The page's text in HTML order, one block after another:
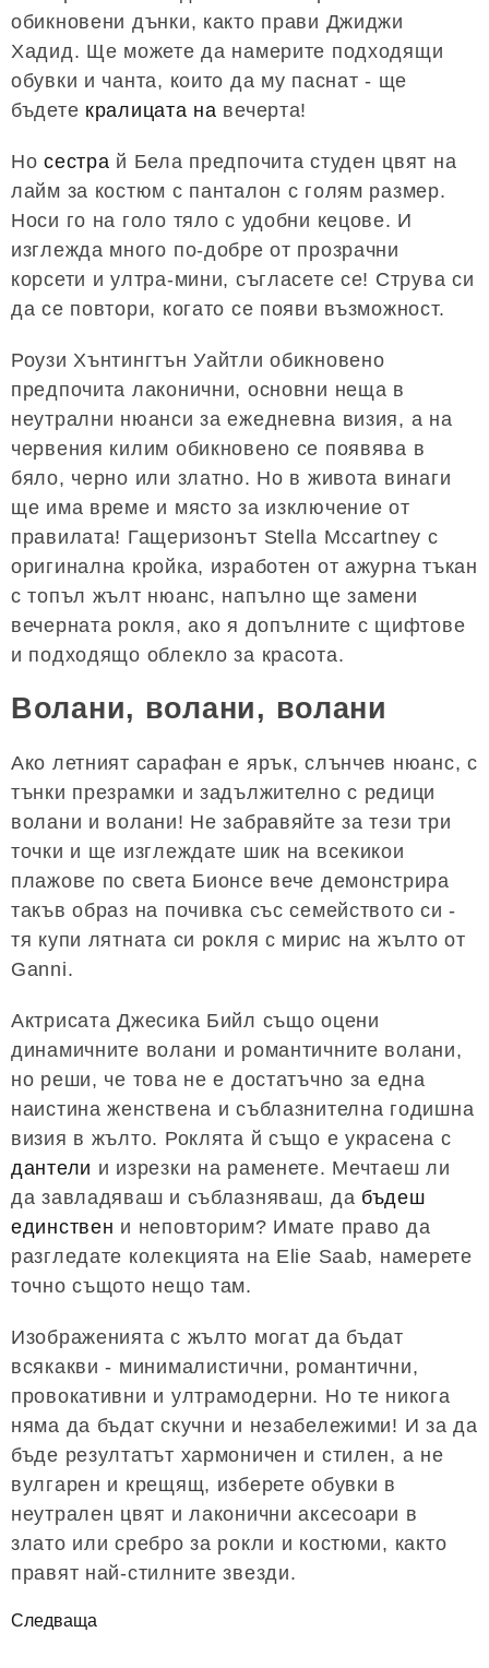
обикновени дънки, както прави Джиджи
Хадид. Ще можете да намерите подходящи
обувки и чанта, които да му паснат - ще
бъдете кралицата на вечерта!
Носестра й Бела предпочита студен цвят на
лайм за костюм с панталон с голям размер.
Носи го на голо тяло с удобни кецове. И
изглежда много по-добре от прозрачни
корсети и ултра-мини, съгласете се! Струва си
да се повтори, когато се появи възможност.
Роузи Хънтингтън Уайтли обикновено
предпочита лаконични, основни неща в
неутрални нюанси за ежедневна визия, а на
червения килим обикновено се появява в
бяло, черно или златно. Но в живота винаги
ще има време и място за изключение от
правилата! Гащеризонът Stella Mccartney с
оригинална кройка, изработен от ажурна тъкан
с топъл жълт нюанс, напълно ще замени
вечерната рокля, ако я допълните с щифтове
и подходящо облекло за красота.
Волани, волани, волани
Ако летният сарафан е ярък, слънчев нюанс, с
тънки презрамки и задължително с редици
волани и волани! Не забравяйте за тези три
точки и ще изглеждате шик на всекикои
плажове по света Бионсе вече демонстрира
такъв образ на почивка със семейството си -
тя купи лятната си рокля с мирис на жълто от
Ganni.
Актрисата Джесика Бийл също оцени
динамичните волани и романтичните волани,
но реши, че това не е достатъчно за една
наистина женствена и съблазнителна годишна
визия в жълто. Роклята й също е украсена с
дантели и изрезки на раменете. Мечтаеш ли
да завладяваш и съблазняваш, да бъдеш
единствен и неповторим? Имате право да
разгледате колекцията на Elie Saab, намерете
точно същото нещо там.
Изображенията с жълто могат да бъдат
всякакви - минималистични, романтични,
провокативни и ултрамодерни. Но те никога
няма да бъдат скучни и незабележими! И за да
бъде резултатът хармоничен и стилен, а не
вулгарен и крещящ, изберете обувки в
неутрален цвят и лаконични аксесоари в
злато или сребро за рокли и костюми, както
правят най-стилните звезди.
Следваща